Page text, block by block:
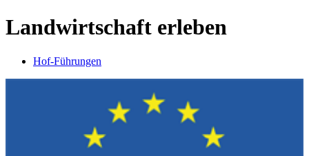
Landwirtschaft erleben
Hof-Führungen